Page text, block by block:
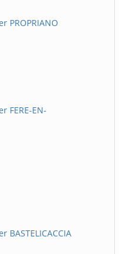
PROPRIANO
FERE-EN-